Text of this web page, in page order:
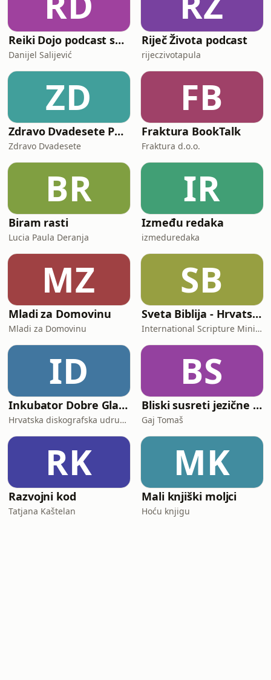
Reiki Dojo podcast show
Danijel Salijević
Riječ Života podcast
rijeczivotapula
ZD
Zdravo Dvadesete Podkast
Zdravo Dvadesete
FB
Fraktura BookTalk
Fraktura d.o.o.
BR
Biram rasti
Lucia Paula Deranja
IR
Između redaka
izmeduredaka
MZ
Mladi za Domovinu
Mladi za Domovinu
SB
Sveta Biblija - Hrvatski (Croatian, Novi zavjet)
International Scripture Ministries
ID
Inkubator Dobre Glazbe
Hrvatska diskografska udruga – IFPI Croatia
BS
Bliski susreti jezične vrste
Gaj Tomaš
RK
Razvojni kod
Tatjana Kaštelan
MK
Mali knjiški moljci
Hoću knjigu